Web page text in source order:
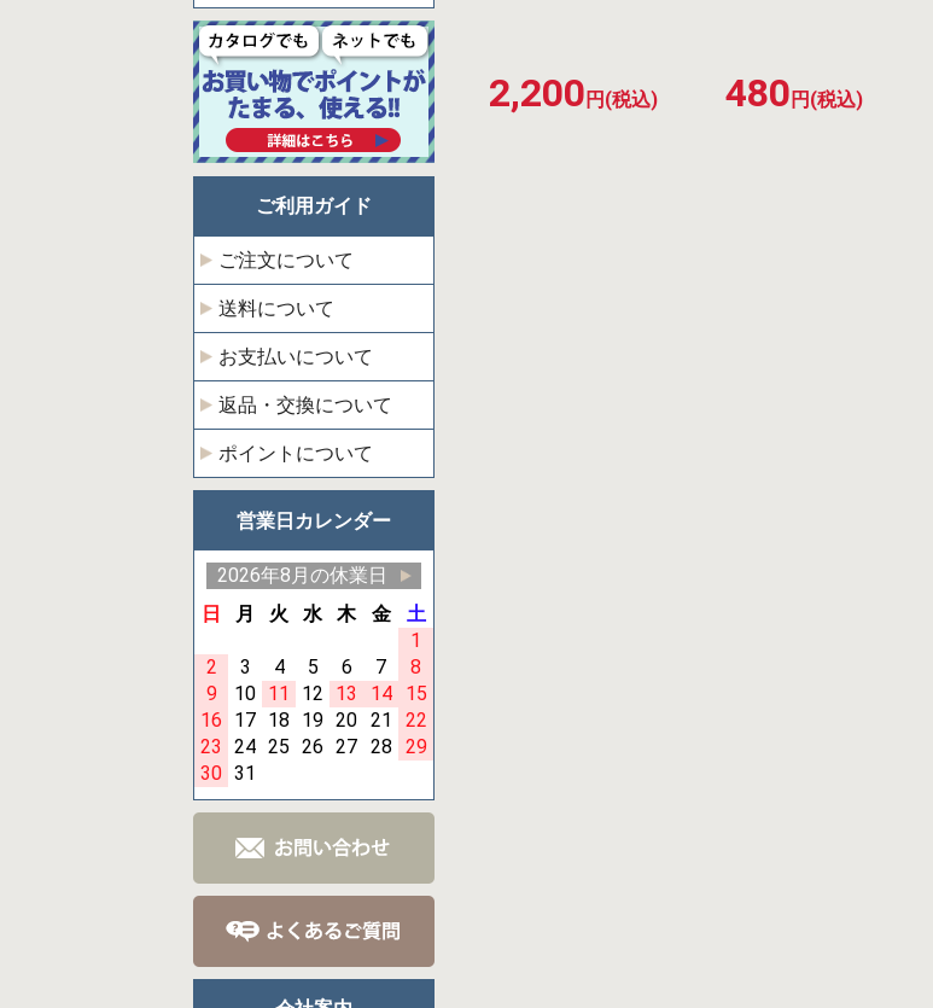
ご利用ガイド
ご注文について
送料について
お支払いについて
返品・交換について
ポイントについて
営業日カレンダー
2026年8月の休業日
日
月 火 水 木 金
土
1
2
3 4 5 6 7
8
9
10 11 12 13 14
15
16
17 18 19 20 21
22
23
24 25 26 27 28
29
30 31
2,200 円(税込) 480 円(税込)